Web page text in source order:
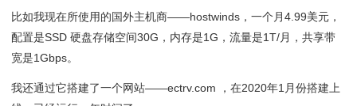
比如我现在所使用的国外主机商——hostwinds，一个月4.99美元，
配置是SSD 硬盘存储空间30G，内存是1G，流量是1T/月，共享带
宽是1Gbps。
我还通过它搭建了一个网站——ectrv.com ，在2020年1月份搭建上